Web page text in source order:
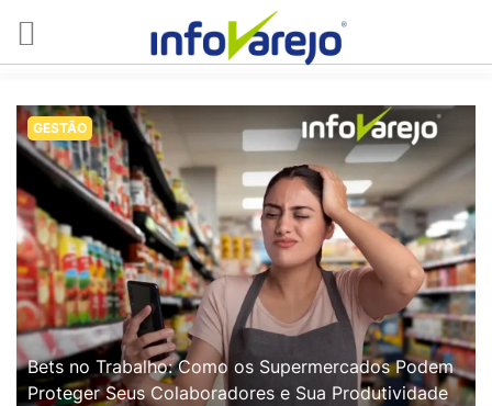
GESTÃO
Bets no Trabalho: Como os Supermercados Podem
Proteger Seus Colaboradores e Sua Produtividade